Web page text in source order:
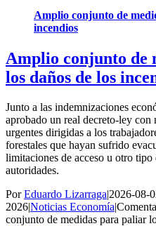
Amplio conjunto de
incendios
Amplio conjunto de
los daños de los
Junto a las indemnizaciones
aprobado un real decreto-ley con
urgentes dirigidas a los
forestales que hayan sufrido
limitaciones de acceso u otro
autoridades.
PorEduardo Lizarraga|2026-08-
2026|Noticias Economía|
conjunto de medidas para paliar